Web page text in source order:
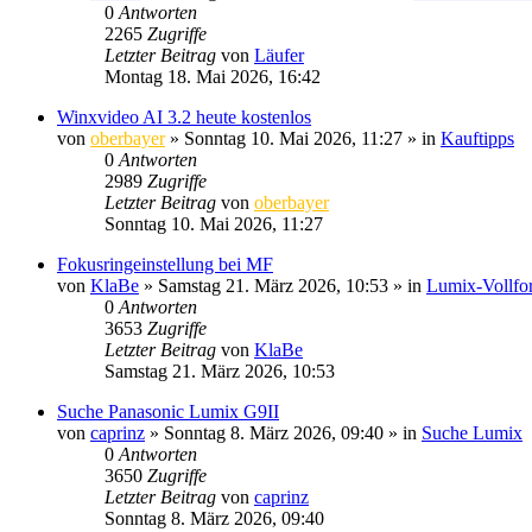
0 Antworten
2265 Zugriffe
Letzter Beitrag von Läufer
Montag 18. Mai 2026, 16:42
Winxvideo AI 3.2 heute kostenlos
von oberbayer» Sonntag 10. Mai 2026, 11:27 » in Kauftipps
0 Antworten
2989 Zugriffe
Letzter Beitrag von oberbayer
Sonntag 10. Mai 2026, 11:27
Fokusringeinstellung bei MF
von KlaBe » Samstag 21. März 2026, 10:53 » in Lumix-
0 Antworten
3653 Zugriffe
Letzter Beitrag von KlaBe
Samstag 21. März 2026, 10:53
Suche Panasonic Lumix G9II
von caprinz » Sonntag 8. März 2026, 09:40 » in Suche Lumix
0 Antworten
3650 Zugriffe
Letzter Beitrag von caprinz
Sonntag 8. März 2026, 09:40